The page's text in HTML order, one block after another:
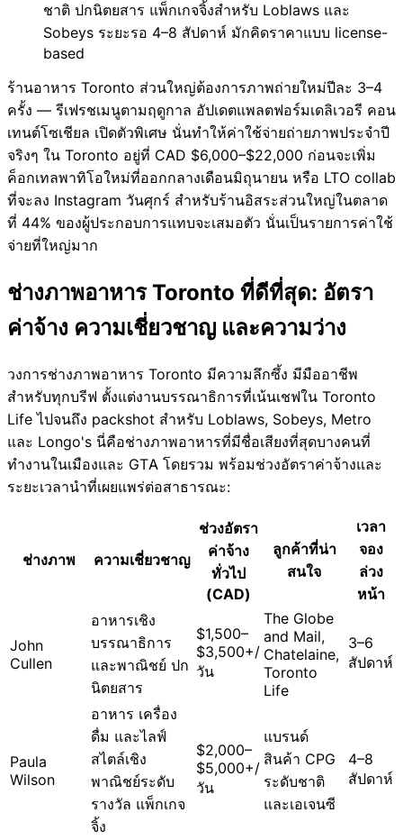
ชาติ ปกนิตยสาร แพ็กเกจจิ้งสำหรับ Loblaws และ
Sobeys ระยะรอ 4–8 สัปดาห์ มักคิดราคาแบบ license-
based
ร้านอาหาร Toronto ส่วนใหญ่ต้องการภาพถ่ายใหม่ปีละ 3–4
ครั้ง — รีเฟรชเมนูตามฤดูกาล อัปเดตแพลตฟอร์มเดลิเวอรี คอน
เทนต์โซเชียล เปิดตัวพิเศษ นั่นทำให้ค่าใช้จ่ายถ่ายภาพประจำปี
จริงๆ ใน Toronto อยู่ที่ CAD $6,000–$22,000 ก่อนจะเพิ่ม
ค็อกเทลพาทิโอใหม่ที่ออกกลางเดือนมิถุนายน หรือ LTO collab
ที่จะลง Instagram วันศุกร์ สำหรับร้านอิสระส่วนใหญ่ในตลาด
ที่ 44% ของผู้ประกอบการแทบจะเสมอตัว นั่นเป็นรายการค่าใช้
จ่ายที่ใหญ่มาก
ช่างภาพอาหาร Toronto ที่ดีที่สุด: อัตรา
ค่าจ้าง ความเชี่ยวชาญ และความว่าง
วงการช่างภาพอาหาร Toronto มีความลึกซึ้ง มีมืออาชีพ
สำหรับทุกบรีฟ ตั้งแต่งานบรรณาธิการที่เน้นเชฟใน Toronto
Life ไปจนถึง packshot สำหรับ Loblaws, Sobeys, Metro
และ Longo's นี่คือช่างภาพอาหารที่มีชื่อเสียงที่สุดบางคนที่
ทำงานในเมืองและ GTA โดยรวม พร้อมช่วงอัตราค่าจ้างและ
ระยะเวลานำที่เผยแพร่ต่อสาธารณะ:
ช่างภาพ ความเชี่ยวชาญ
ช่วงอัตรา
ค่าจ้าง
ทั่วไป
(CAD)
ลูกค้าที่น่า
สนใจ
เวลา
จอง
ล่วง
หน้า
John
Cullen
อาหารเชิง
บรรณาธิการ
และพาณิชย์ ปก
นิตยสาร
$1,500–
$3,500+/
วัน
The Globe
and Mail,
Chatelaine,
Toronto
Life
3–6
สัปดาห์
Paula
Wilson
อาหาร เครื่อง
ดื่ม และไลฟ์
สไตล์เชิง
พาณิชย์ระดับ
รางวัล แพ็กเกจ
จิ้ง
$2,000–
$5,000+/
วัน
แบรนด์
สินค้า CPG
ระดับชาติ
และเอเจนซี
4–8
สัปดาห์